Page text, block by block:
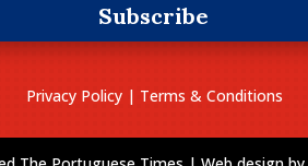
Subscribe
Privacy Policy| Terms & Conditions